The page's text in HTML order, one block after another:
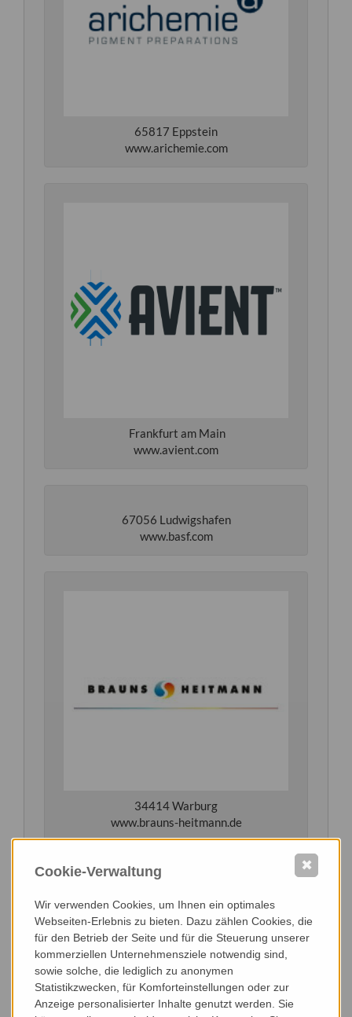
65817 Eppstein
www.arichemie.com
Frankfurt am Main
www.avient.com
67056 Ludwigshafen
www.basf.com
34414 Warburg
www.brauns-heitmann.de
Cookie-Verwaltung
Wir verwenden Cookies, um Ihnen ein optimales
Webseiten-Erlebnis zu bieten. Dazu zählen Cookies, die
für den Betrieb der Seite und für die Steuerung unserer
kommerziellen Unternehmensziele notwendig sind,
sowie solche, die lediglich zu anonymen
Statistikzwecken, für Komforteinstellungen oder zur
Anzeige personalisierter Inhalte genutzt werden. Sie
✖